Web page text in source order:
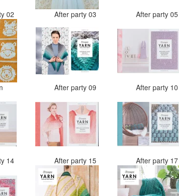
02 After party 03 After party 05
After party 09 After party 10
14 After party 15 After party 17